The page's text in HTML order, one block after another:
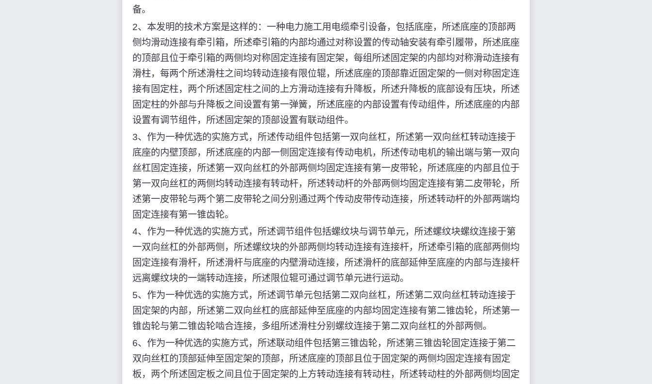
备。
2、本发明的技术方案是这样的：一种电力施工用电缆牵引设备，包括底座，所述底座的顶部两
侧均滑动连接有牵引箱，所述牵引箱的内部均通过对称设置的传动轴安装有牵引履带，所述底座
的顶部且位于牵引箱的两侧均对称固定连接有固定架，每组所述固定架的内部均对称滑动连接有
滑柱，每两个所述滑柱之间均转动连接有限位辊，所述底座的顶部靠近固定架的一侧对称固定连
接有固定柱，两个所述固定柱之间的上方滑动连接有升降板，所述升降板的底部设有压块，所述
固定柱的外部与升降板之间设置有第一弹簧，所述底座的内部设置有传动组件，所述底座的内部
设置有调节组件，所述固定架的顶部设置有联动组件。
3、作为一种优选的实施方式，所述传动组件包括第一双向丝杠，所述第一双向丝杠转动连接于
底座的内壁顶部，所述底座的内部一侧固定连接有传动电机，所述传动电机的输出端与第一双向
丝杠固定连接，所述第一双向丝杠的外部两侧均固定连接有第一皮带轮，所述底座的内部且位于
第一双向丝杠的两侧均转动连接有转动杆，所述转动杆的外部两侧均固定连接有第二皮带轮，所
述第一皮带轮与两个第二皮带轮之间分别通过两个传动皮带传动连接，所述转动杆的外部两端均
固定连接有第一锥齿轮。
4、作为一种优选的实施方式，所述调节组件包括螺纹块与调节单元，所述螺纹块螺纹连接于第
一双向丝杠的外部两侧，所述螺纹块的外部两侧均转动连接有连接杆，所述牵引箱的底部两侧均
固定连接有滑杆，所述滑杆与底座的内壁滑动连接，所述滑杆的底部延伸至底座的内部与连接杆
远离螺纹块的一端转动连接，所述限位辊可通过调节单元进行运动。
5、作为一种优选的实施方式，所述调节单元包括第二双向丝杠，所述第二双向丝杠转动连接于
固定架的内部，所述第二双向丝杠的底部延伸至底座的内部均固定连接有第二锥齿轮，所述第一
锥齿轮与第二锥齿轮啮合连接，多组所述滑柱分别螺纹连接于第二双向丝杠的外部两侧。
6、作为一种优选的实施方式，所述联动组件包括第三锥齿轮，所述第三锥齿轮固定连接于第二
双向丝杠的顶部延伸至固定架的顶部，所述底座的顶部且位于固定架的两侧均固定连接有固定
板，两个所述固定板之间且位于固定架的上方转动连接有转动柱，所述转动柱的外部两侧均固定